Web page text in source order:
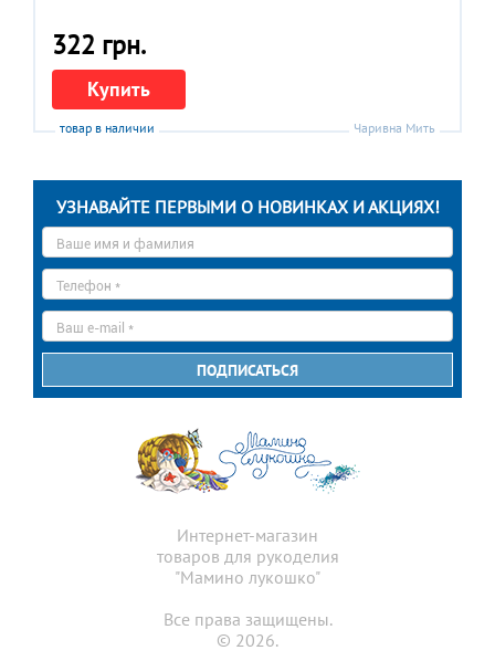
322 грн.
Купить
товар в наличии Чаривна Мить
УЗНАВАЙТЕ ПЕРВЫМИ О НОВИНКАХ И АКЦИЯХ!
имя
*
mail
*
ПОДПИСАТЬСЯ
Интернет-магазин
товаров для рукоделия
"Мамино лукошко"
Все права защищены.
© 2026.